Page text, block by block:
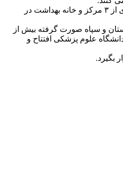
فرمانده سپاه امام سجاد (ع) هرمزگان در آئین افتتاح خانه بهداشت روستای دزک بندرعباس گفت: به مناسبت هفته دفاع مقدس امروز توفیقی شد، شاهد افتتاح و بهره‌برداری از ۳ مرکز و خانه بهداشت در
و سپاه صورت گرفته بیش از
همراهی رئیس دانشگاه علوم پزشکی افتتاح و
بگیرد.